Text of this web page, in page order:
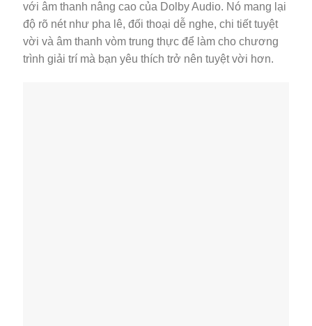
với âm thanh nâng cao của Dolby Audio. Nó mang lại
độ rõ nét như pha lê, đối thoại dễ nghe, chi tiết tuyệt
vời và âm thanh vòm trung thực để làm cho chương
trình giải trí mà bạn yêu thích trở nên tuyệt vời hơn.